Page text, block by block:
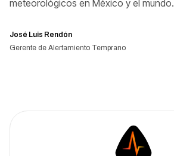
meteorológicos en México y el mundo.
José Luis Rendón
Gerente de Alertamiento Temprano